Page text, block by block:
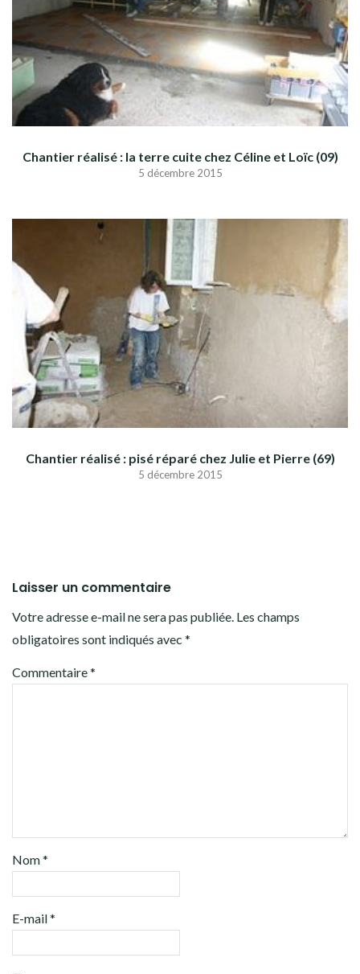
Chantier réalisé : la terre cuite chez Céline et Loïc (09)
5 décembre 2015
Chantier réalisé : pisé réparé chez Julie et Pierre (69)
5 décembre 2015
Laisser un commentaire
Votre adresse e-mail ne sera pas publiée. Les champs
obligatoires sont indiqués avec *
Commentaire*
Nom*
E-mail*